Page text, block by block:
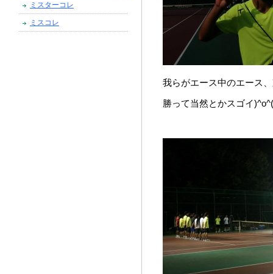
我らがエース中のエース
勝って当然とかスゴイ)^o^(
ミスターコレ
ミスコレ